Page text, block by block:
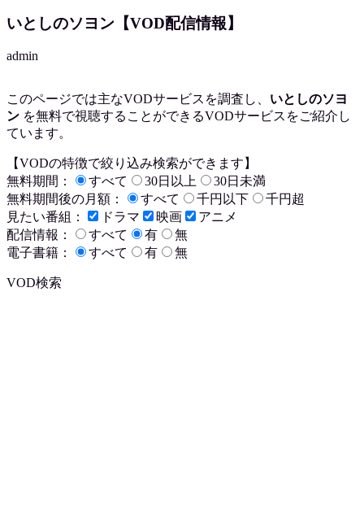
いとしのソヨン【VOD配信情報】
admin
このページでは主なVODサービスを調査し、 いとしのソヨ
ン を無料で視聴することができるVODサービスをご紹介し
ています。
【VODの特徴で絞り込み検索ができます】
無料期間：
すべて 30日以上
30日未満
無料期間後の月額：
すべて 千円以下
千円超
見たい番組：
ドラマ 映画
アニメ
配信情報：
すべて 有
無
電子書籍：
すべて 有 無
VOD検索